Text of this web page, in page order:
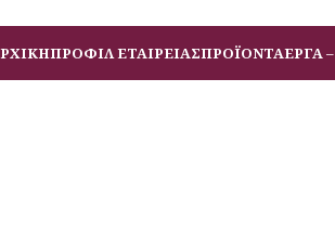
ΠΡΟΦΙΛ ΕΤΑΙΡΕΙΑΣΠΡΟΪΟΝΤΑΕΡΓΑ –